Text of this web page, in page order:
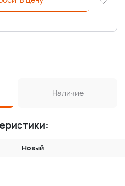
Наличие
Новый